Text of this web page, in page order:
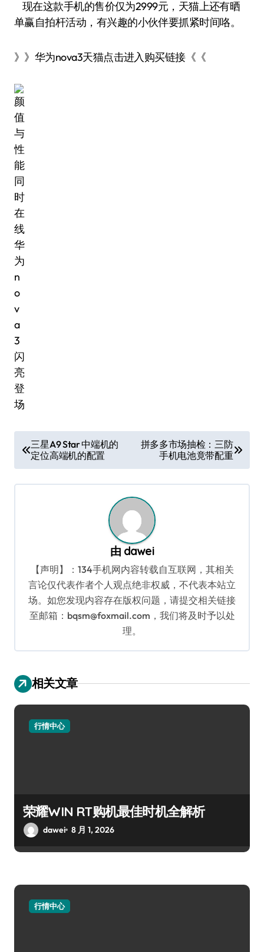
现在这款手机的售价仅为2999元，天猫上还有晒
单赢自拍杆活动，有兴趣的小伙伴要抓紧时间咯。
》》华为nova3天猫点击进入购买链接《《
章
导
三星A9 Star 中端机的
定位高端机的配置
拼多多市场抽检：三防
手机电池竟带配重
由 dawei
【声明】：134手机网内容转载自互联网，其相关
言论仅代表作者个人观点绝非权威，不代表本站立
场。如您发现内容存在版权问题，请提交相关链接
至邮箱：bqsm@foxmail.com，我们将及时予以处
理。
相关文章
行情中心
荣耀WIN RT购机最佳时机全解析
dawei 8 月 1, 2026
行情中心